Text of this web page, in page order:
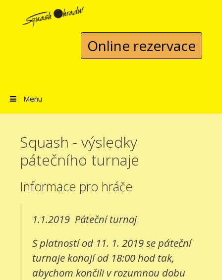
Přeskočit na obsah
Online rezervace
Menu
Squash - výsledky
pátečního turnaje
Informace pro hráče
1.1.2019 Páteční turnaj
S platností od 11. 1. 2019 se páteční
turnaje konají od 18:00 hod tak,
abychom končili v rozumnou dobu